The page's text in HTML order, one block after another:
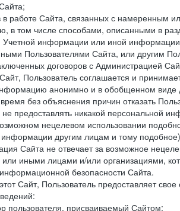
в работе Сайта, связанных с намеренным
в том числе способами, описанными в
Учетной информации или иной
Пользователями Сайта, или другим
договоров с Администрацией
Пользователь соглашается и
анонимно и в обобщенном виде
без объяснения причин отказать
не предоставлять никакой персональной
нецелевом использовании
информации другим лицам и тому
Сайта не отвечает за возможное
или иными лицами и/или организациями,
безопасности Сайта.
Сайт, Пользователь предоставляет
пользователя, присваиваемый Сайтом;